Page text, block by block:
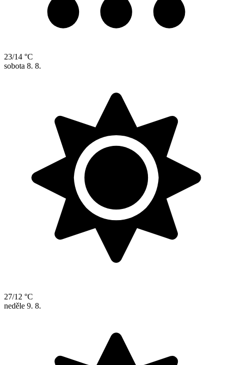
23/14 °C
sobota 8. 8.
27/12 °C
neděle 9. 8.